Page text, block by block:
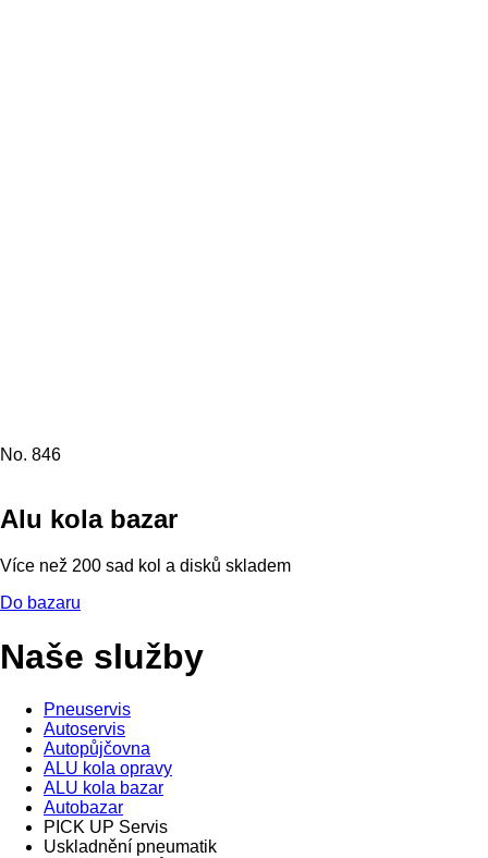
No. 846
Alu kola bazar
Více než 200 sad kol a disků skladem
Do bazaru
Naše služby
Pneuservis
Autoservis
Autopůjčovna
ALU kola opravy
ALU kola bazar
Autobazar
PICK UP Servis
Uskladnění pneumatik